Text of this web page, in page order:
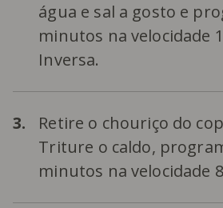
água e sal a gosto e
minutos na velocidade
Inversa.
3.
Retire o chouriço do
Triture o caldo,
minutos na velocidade